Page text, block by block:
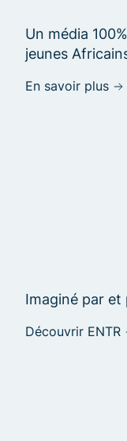
Un média
jeunes
En savoir plus
Imaginé par et
Découvrir ENTR